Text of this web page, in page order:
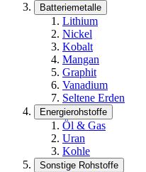
Batteriemetalle
Lithium
Nickel
Kobalt
Mangan
Graphit
Vanadium
Seltene Erden
Energierohstoffe
Öl & Gas
Uran
Kohle
Sonstige Rohstoffe